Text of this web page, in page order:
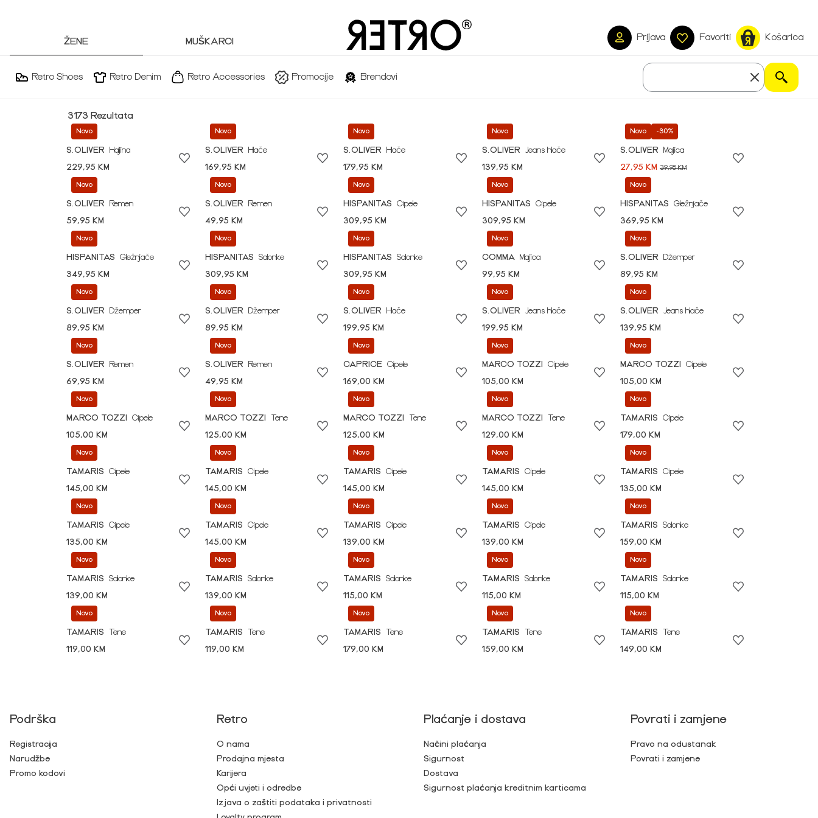
ŽENE MUŠKARCI Prijava Favoriti Košarica
Retro Shoes Retro Denim Retro Accessories Promocije Brendovi
3173 Rezultata
Novo
S.OLIVER
Haljina
229,95 KM
Novo
S.OLIVER
Hlače
169,95 KM
Novo
S.OLIVER
Hlače
179,95 KM
Novo
S.OLIVER
Jeans hlače
139,95 KM
Novo -30%
S.OLIVER
Majica
27,95 KM39,95 KM
Novo
S.OLIVER
Remen
59,95 KM
Novo
S.OLIVER
Remen
49,95 KM
Novo
HISPANITAS
Cipele
309,95 KM
Novo
HISPANITAS
Cipele
309,95 KM
Novo
HISPANITAS
Gležnjače
369,95 KM
Novo
HISPANITAS
Gležnjače
349,95 KM
Novo
HISPANITAS
Salonke
309,95 KM
Novo
HISPANITAS
Salonke
309,95 KM
Novo
COMMA
Majica
99,95 KM
Novo
S.OLIVER
Džemper
89,95 KM
Novo
S.OLIVER
Džemper
89,95 KM
Novo
S.OLIVER
Džemper
89,95 KM
Novo
S.OLIVER
Hlače
199,95 KM
Novo
S.OLIVER
Jeans hlače
199,95 KM
Novo
S.OLIVER
Jeans hlače
139,95 KM
Novo
S.OLIVER
Remen
69,95 KM
Novo
S.OLIVER
Remen
49,95 KM
Novo
CAPRICE Cipele
169,00 KM
Novo
MARCO TOZZI
Cipele
105,00 KM
Novo
MARCO TOZZI
Cipele
105,00 KM
Novo
MARCO TOZZI
Cipele
105,00 KM
Novo
MARCO TOZZI
Tene
125,00 KM
Novo
MARCO TOZZI
Tene
125,00 KM
Novo
MARCO TOZZI
Tene
129,00 KM
Novo
TAMARIS
Cipele
179,00 KM
Novo
TAMARIS
Cipele
145,00 KM
Novo
TAMARIS
Cipele
145,00 KM
Novo
TAMARIS
Cipele
145,00 KM
Novo
TAMARIS
Cipele
145,00 KM
Novo
TAMARIS
Cipele
135,00 KM
Novo
TAMARIS
Cipele
135,00 KM
Novo
TAMARIS
Cipele
145,00 KM
Novo
TAMARIS
Cipele
139,00 KM
Novo
TAMARIS
Cipele
139,00 KM
Novo
TAMARIS
Salonke
159,00 KM
Novo
TAMARIS
Salonke
139,00 KM
Novo
TAMARIS
Salonke
139,00 KM
Novo
TAMARIS
Salonke
115,00 KM
Novo
TAMARIS
Salonke
115,00 KM
Novo
TAMARIS
Salonke
115,00 KM
Novo
TAMARIS
Tene
119,00 KM
Novo
TAMARIS
Tene
119,00 KM
Novo
TAMARIS
Tene
179,00 KM
Novo
TAMARIS
Tene
159,00 KM
Novo
TAMARIS
Tene
149,00 KM
Podrška
Registracija
Narudžbe
Promo kodovi
Retro
O nama
Prodajna mjesta
Karijera
Opći uvjeti i odredbe
Izjava o zaštiti podataka i privatnosti
Plaćanje i dostava
Načini plaćanja
Sigurnost
Dostava
Sigurnost plaćanja kreditnim karticama
Povrati i zamjene
Pravo na odustanak
Povrati i zamjene